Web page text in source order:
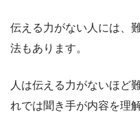
伝える力がない人には、
法もあります。
人は伝える力がないほど
れでは聞き手が内容を理